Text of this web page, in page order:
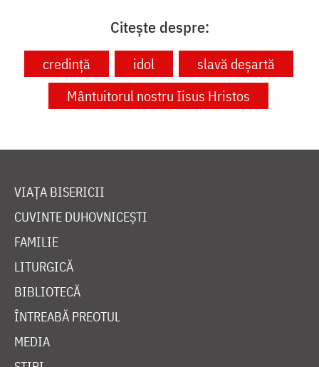
Citește despre:
credință idol
slavă deșartă
Mântuitorul nostru Iisus Hristos
VIAȚA BISERICII
CUVINTE DUHOVNICEȘTI
FAMILIE
LITURGICĂ
BIBLIOTECĂ
ÎNTREABĂ PREOTUL
MEDIA